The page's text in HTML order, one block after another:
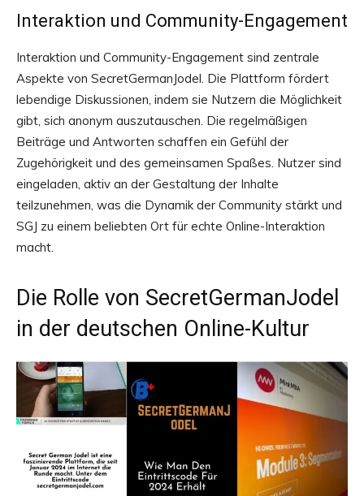
Interaktion und Community-Engagement
Interaktion und Community-Engagement sind zentrale
Aspekte von SecretGermanJodel. Die Plattform fördert
lebendige Diskussionen, indem sie Nutzern die Möglichkeit
gibt, sich anonym auszutauschen. Die regelmäßigen
Beiträge und Antworten schaffen ein Gefühl der
Zugehörigkeit und des gemeinsamen Spaßes. Nutzer sind
eingeladen, aktiv an der Gestaltung der Inhalte
teilzunehmen, was die Dynamik der Community stärkt und
SGJ zu einem beliebten Ort für echte Online-Interaktion
macht.
Die Rolle von SecretGermanJodel
in der deutschen Online-Kultur